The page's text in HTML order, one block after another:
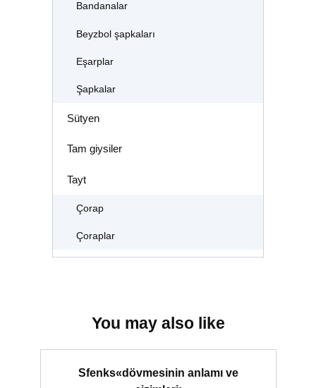
Bandanalar
Beyzbol şapkaları
Eşarplar
Şapkalar
Sütyen
Tam giysiler
Tayt
Çorap
Çoraplar
You may also like
Sfenks«dövmesinin anlamı ve